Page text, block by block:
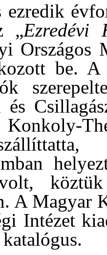
„Ezredévi
Országos
be. A
és
Konkoly-
köztük
A Magyar
Intézet